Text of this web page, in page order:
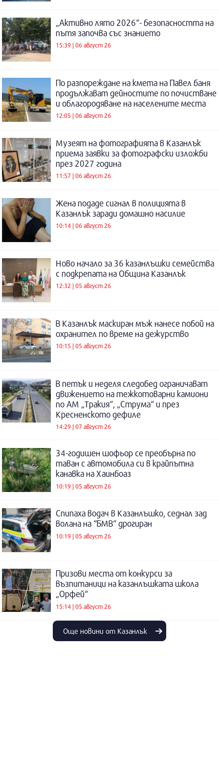
„Активно лято 2026“- безопасността на
пътя започва със знанието
15:39 | 06 август 26
По разпореждане на кмета на Павел баня
продължават дейностите по почистване
и облагородяване на населените места
12:05 | 06 август 26
Музеят на фотографията в Казанлък
приема заявки за фотографски изложби
през 2027 година
11:57 | 06 август 26
Жена подаде сигнал в полицията в
Казанлък заради домашно насилие
10:14 | 06 август 26
Ново начало за 36 казанлъшки семейства
с подкрепата на Община Казанлък
12:32 | 05 август 26
В Казанлък маскиран мъж нанесе побой на
охранител по време на дежурство
10:15 | 05 август 26
В петък и неделя следобед ограничават
движението на тежкотоварни камиони
по АМ „Тракия“, „Струма“ и през
Кресненското дефиле
14:29 | 07 август 26
34-годишен шофьор се преобърна по
таван с автомобила си в крайпътна
канавка на Хаинбоаз
10:19 | 05 август 26
Спипаха водач в Казанлъшко, седнал зад
волана на “БМВ“ дрогиран
10:19 | 05 август 26
Призови места от конкурси за
възпитаници на казанлъшката школа
„Орфей“
15:14 | 05 август 26
Още новини от Казанлък